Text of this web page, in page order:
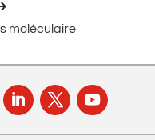
moléculaire